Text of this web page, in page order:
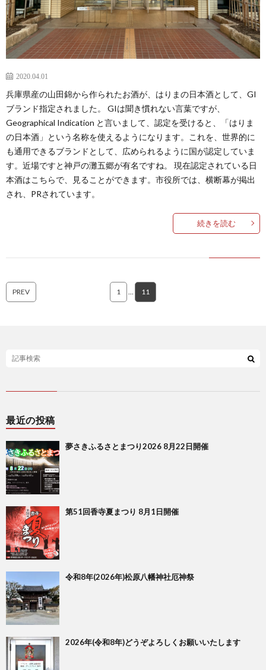
2020.04.01
兵庫県産の山田錦から作られたお酒が、はりまの日本酒として、GI
ブランド指定されました。 GIは聞き慣れない言葉ですが、
Geographical Indication と言いまして、認定を受けると、「はりま
の日本酒」という名称を使えるようになります。これを、世界的に
も通用できるブランドとして、広められるように国が認定していま
す。近場ですと神戸の灘五郷が有名ですね。 現在認定されている日
本酒はこちらで、見ることができます。市役所では、横断幕が掲出
され、PRされています。
続きを読む
PREV 1 11
最近の投稿
夢さきふるさとまつり2026 8月22日開催
第51回香寺夏まつり 8月1日開催
令和8年(2026年)松原八幡神社厄神祭
2026年(令和8年)どうぞよろしくお願いいたします